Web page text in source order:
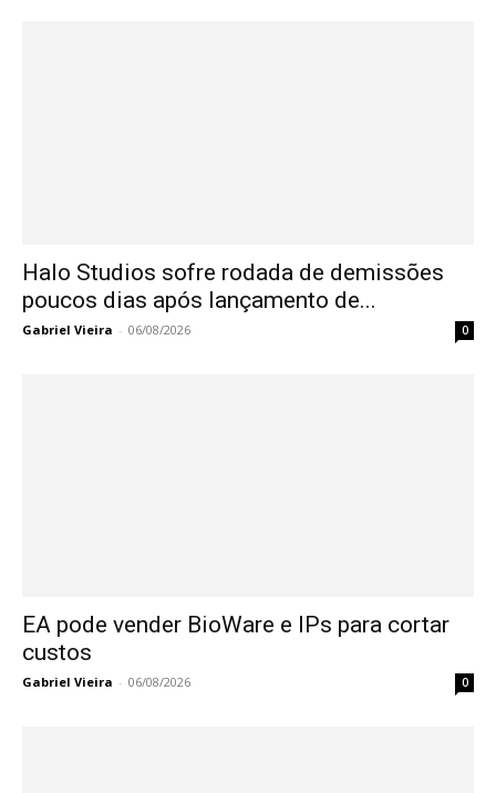
Halo Studios sofre rodada de demissões
poucos dias após lançamento de...
Gabriel Vieira - 06/08/2026 0
EA pode vender BioWare e IPs para cortar
custos
Gabriel Vieira - 06/08/2026 0